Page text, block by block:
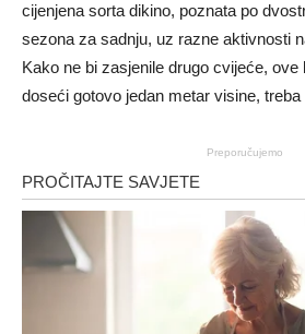
cijenjena sorta dikino, poznata po
sezona za sadnju, uz razne aktivnosti
Kako ne bi zasjenile drugo cvijeće, ove
doseći gotovo jedan metar visine,
Preporučujemo